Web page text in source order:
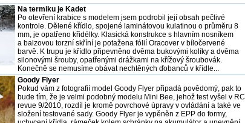
Na termiku je Kadet
Po otevření krabice s modelem jsem podrobil její obsah pečlivé
kontrole. Dělené křídlo, spojené laminátovou kulatinou o průměru 8
mm, je opatřeno křidélky. Klasická konstrukce s hlavním nosníkem
a balzovou torzní skříní je potažena fólií Oracover v bíločervené
barvě. K trupu je křídlo připevněno dvěma bukovými kolíky a dvěma
silonovými šrouby, opatřenými drážkami na křížový šroubovák.
Konečně se nemusíme obávat nechtěných ďobanců v křídle...
Goody Flyer
Pokud vám z fotografií model Goody Flyer připadá povědomý, pak to
bude tím, že je velmi podobný modelu Mini Bee, jehož test vyšel v RC
revue 9/2010, rozdíl je kromě povrchové úpravy v ovládání a také ve
složení testované sady. Goody Flyer je vypěněn z EPP do formy,